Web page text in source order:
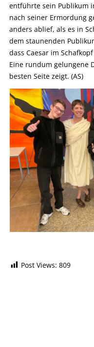
entführte sein Publikum
nach seiner Ermordung
anders ablief, als es in
dem staunenden
dass Caesar im
Eine rundum gelungene
besten Seite zeigt. (AS)
Post Views: 809